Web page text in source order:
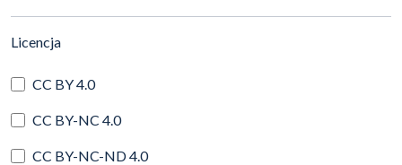
Licencja(automatyczne przeładowanie treści)
CC BY 4.0
CC BY-NC 4.0
CC BY-NC-ND 4.0